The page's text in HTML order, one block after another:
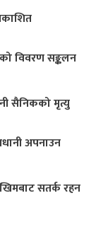
विवरण सङ्कलन
सैनिकको मृत्यु
अपनाउन
सतर्क रहन